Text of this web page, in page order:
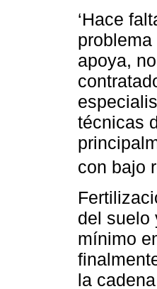
‘Hace
apoya,
técnicas
con bajo
del suelo
mínimo
la